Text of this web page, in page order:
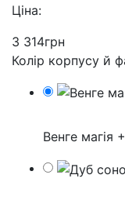
Ціна:
3 314грн
Колір корпусу й
Венге магія